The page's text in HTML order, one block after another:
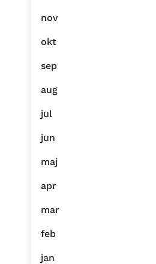
nov
okt
sep
aug
jul
jun
maj
apr
mar
feb
jan